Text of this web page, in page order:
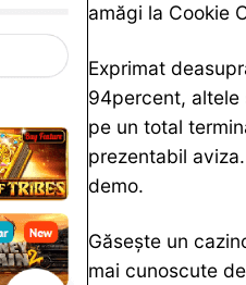
amăgi la Cookie
Exprimat
94percent, altele
pe un total
prezentabil
demo.
Găsește un
mai cunoscute